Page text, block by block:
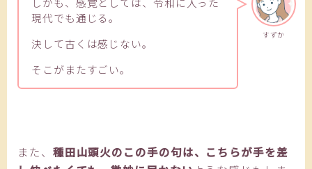
すずか
現代でも通じる。
決して古くは感じない。
そこがまたすごい。
また、 種田山頭火のこの手の句は、こちらが手を差